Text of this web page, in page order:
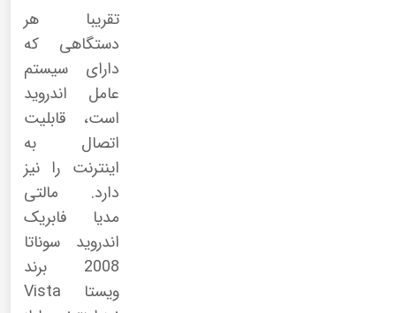
تقریبا هر
دستگاهی که
دارای سیستم
عامل اندروید
است، قابلیت
اتصال به
اینترنت را نیز
دارد. مالتی
مدیا فابریک
اندروید سوناتا
2008 برند
ویستا Vista